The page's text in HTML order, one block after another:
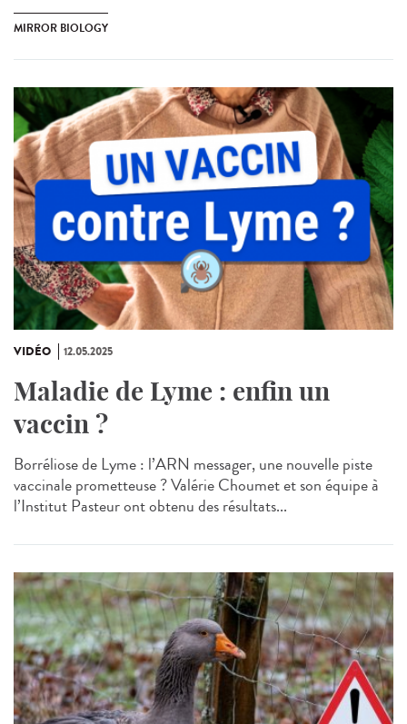
MIRROR BIOLOGY
VIDÉO 12.05.2025
Maladie de Lyme : enfin un
vaccin ?
Borréliose de Lyme : l’ARN messager, une nouvelle piste
vaccinale prometteuse ? Valérie Choumet et son équipe à
l’Institut Pasteur ont obtenu des résultats...